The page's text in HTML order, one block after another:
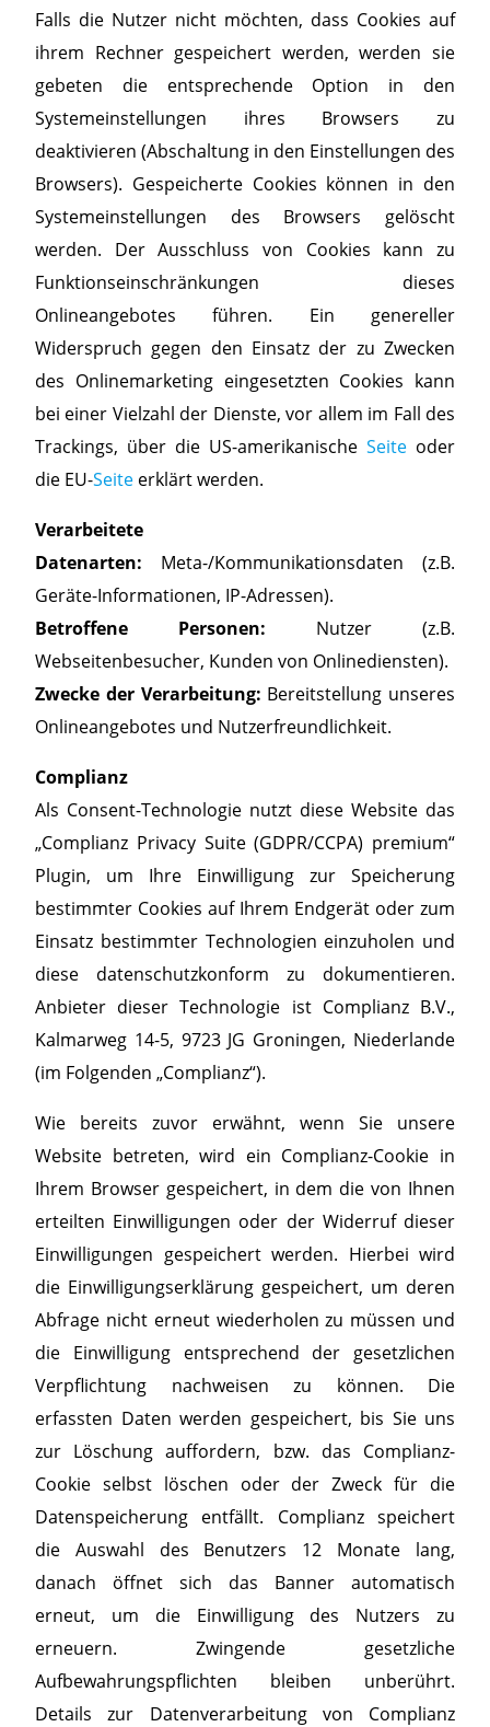
Falls die Nutzer nicht möchten, dass Cookies auf
ihrem Rechner gespeichert werden, werden sie
gebeten die entsprechende Option in den
Systemeinstellungen ihres Browsers zu
deaktivieren (Abschaltung in den Einstellungen des
Browsers). Gespeicherte Cookies können in den
Systemeinstellungen des Browsers gelöscht
werden. Der Ausschluss von Cookies kann zu
Funktionseinschränkungen dieses
Onlineangebotes führen. Ein genereller
Widerspruch gegen den Einsatz der zu Zwecken
des Onlinemarketing eingesetzten Cookies kann
bei einer Vielzahl der Dienste, vor allem im Fall des
Trackings, über die US-amerikanische Seite oder
die EU-Seite erklärt werden.
Verarbeitete
Datenarten: Meta-/Kommunikationsdaten (z.B.
Geräte-Informationen, IP-Adressen).
Betroffene Personen: Nutzer (z.B.
Webseitenbesucher, Kunden von Onlinediensten).
Zwecke der Verarbeitung: Bereitstellung unseres
Onlineangebotes und Nutzerfreundlichkeit.
Complianz
Als Consent-Technologie nutzt diese Website das
„Complianz Privacy Suite (GDPR/CCPA) premium“
Plugin, um Ihre Einwilligung zur Speicherung
bestimmter Cookies auf Ihrem Endgerät oder zum
Einsatz bestimmter Technologien einzuholen und
diese datenschutzkonform zu dokumentieren.
Anbieter dieser Technologie ist Complianz B.V.,
Kalmarweg 14-5, 9723 JG Groningen, Niederlande
(im Folgenden „Complianz“).
Wie bereits zuvor erwähnt, wenn Sie unsere
Website betreten, wird ein Complianz-Cookie in
Ihrem Browser gespeichert, in dem die von Ihnen
erteilten Einwilligungen oder der Widerruf dieser
Einwilligungen gespeichert werden. Hierbei wird
die Einwilligungserklärung gespeichert, um deren
Abfrage nicht erneut wiederholen zu müssen und
die Einwilligung entsprechend der gesetzlichen
Verpflichtung nachweisen zu können. Die
erfassten Daten werden gespeichert, bis Sie uns
zur Löschung auffordern, bzw. das Complianz-
Cookie selbst löschen oder der Zweck für die
Datenspeicherung entfällt. Complianz speichert
die Auswahl des Benutzers 12 Monate lang,
danach öffnet sich das Banner automatisch
erneut, um die Einwilligung des Nutzers zu
erneuern. Zwingende gesetzliche
Aufbewahrungspflichten bleiben unberührt.
Details zur Datenverarbeitung von Complianz